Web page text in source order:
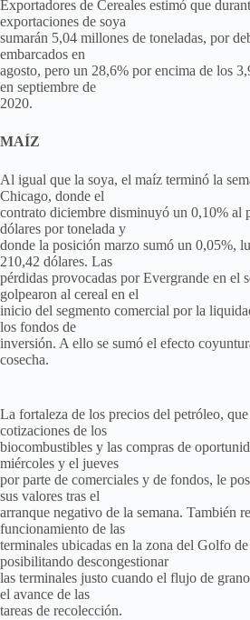
Exportadores de Cereales estimó que
exportaciones de soya
sumarán 5,04 millones de toneladas, por
embarcados en
agosto, pero un 28,6% por encima de los
en septiembre de
2020.
MAÍZ
Al igual que la soya, el maíz terminó la
Chicago, donde el
contrato diciembre disminuyó un 0,10% al
dólares por tonelada y
donde la posición marzo sumó un 0,05%,
210,42 dólares. Las
pérdidas provocadas por Evergrande en el
golpearon al cereal en el
inicio del segmento comercial por la
los fondos de
inversión. A ello se sumó el efecto
cosecha.
La fortaleza de los precios del petróleo,
cotizaciones de los
biocombustibles y las compras de
miércoles y el jueves
por parte de comerciales y de fondos, le
sus valores tras el
arranque negativo de la semana. También
funcionamiento de las
terminales ubicadas en la zona del Golfo
posibilitando descongestionar
las terminales justo cuando el flujo de
el avance de las
tareas de recolección.